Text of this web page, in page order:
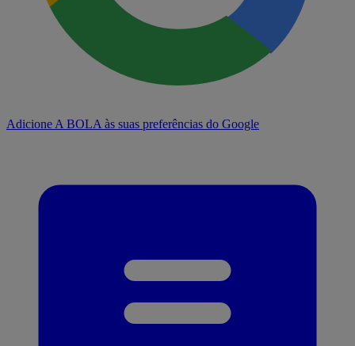
Adicione A BOLA às suas preferências do Google